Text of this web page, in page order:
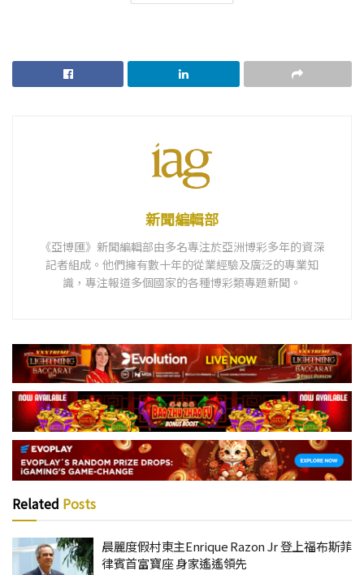
新聞編輯部
《亞博匯》新聞編輯部由多名專注於亞洲博彩多年的資深
記者組成。他們擁有數十年的從業經驗及廣泛的專業知
識，專注報道多個國家的各種博彩類專題新聞。
Related Posts
晨麗度假村東主Enrique Razon Jr 登上福布斯菲
律賓首富寶座 身家遙遙領先